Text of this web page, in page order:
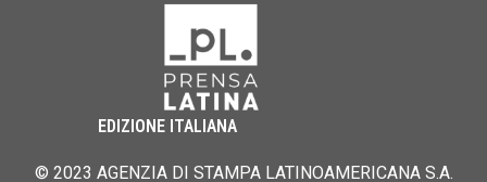
EDIZIONE ITALIANA
© 2023 AGENZIA DI STAMPA LATINOAMERICANA S.A.